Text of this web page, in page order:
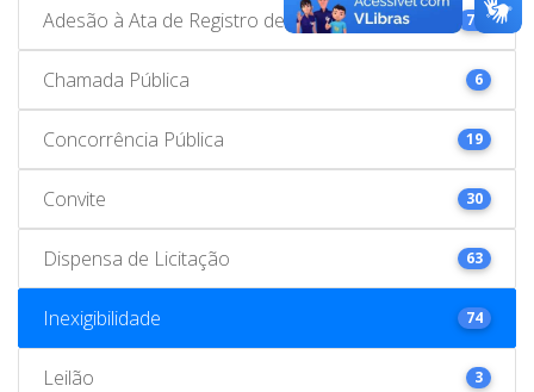
Adesão à Ata de Registro de Preços 78
Chamada Pública 6
Concorrência Pública 19
Convite 30
Dispensa de Licitação 63
Inexigibilidade 74
Leilão 3